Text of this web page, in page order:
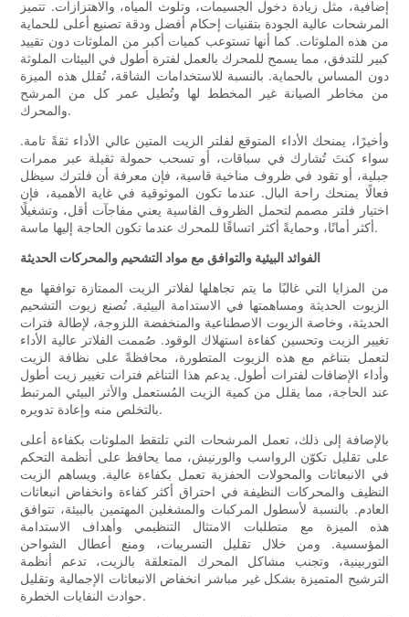
إضافية، مثل زيادة دخول الجسيمات، وتلوث المياه، والاهتزازات. تتميز
المرشحات عالية الجودة بتقنيات إحكام أفضل ودقة تصنيع أعلى للحماية
من هذه الملوثات. كما أنها تستوعب كميات أكبر من الملوثات دون تقييد
كبير للتدفق، مما يسمح للمحرك بالعمل لفترة أطول في البيئات الملوثة
دون المساس بالحماية. بالنسبة للاستخدامات الشاقة، تُقلل هذه الميزة
من مخاطر الصيانة غير المخطط لها وتُطيل عمر كل من المرشح
والمحرك.
وأخيرًا، يمنحك الأداء المتوقع لفلتر الزيت المتين عالي الأداء ثقةً تامة.
سواء كنتَ تُشارك في سباقات، أو تسحب حمولة ثقيلة عبر ممرات
جبلية، أو تقود في ظروف مناخية قاسية، فإن معرفة أن فلترك سيظل
فعالًا يمنحك راحة البال. عندما تكون الموثوقية في غاية الأهمية، فإن
اختيار فلتر مصمم لتحمل الظروف القاسية يعني مفاجآت أقل، وتشغيلًا
أكثر أمانًا، وحمايةً أكثر اتساقًا للمحرك عندما تكون الحاجة إليها ماسة.
الفوائد البيئية والتوافق مع مواد التشحيم والمحركات الحديثة
من المزايا التي غالبًا ما يتم تجاهلها لفلاتر الزيت الممتازة توافقها مع
الزيوت الحديثة ومساهمتها في الاستدامة البيئية. تُصنع زيوت التشحيم
الحديثة، وخاصة الزيوت الاصطناعية والمنخفضة اللزوجة، لإطالة فترات
تغيير الزيت وتحسين كفاءة استهلاك الوقود. صُممت الفلاتر عالية الأداء
لتعمل بتناغم مع هذه الزيوت المتطورة، محافظةً على نظافة الزيت
وأداء الإضافات لفترات أطول. يدعم هذا التناغم فترات تغيير زيت أطول
عند الحاجة، مما يقلل من كمية الزيت المُستعمل والأثر البيئي المرتبط
بالتخلص منه وإعادة تدويره.
بالإضافة إلى ذلك، تعمل المرشحات التي تلتقط الملوثات بكفاءة أعلى
على تقليل تكوّن الرواسب والورنيش، مما يحافظ على أنظمة التحكم
في الانبعاثات والمحولات الحفزية تعمل بكفاءة عالية. ويساهم الزيت
النظيف والمحركات النظيفة في احتراق أكثر كفاءة وانخفاض انبعاثات
العادم. بالنسبة لأسطول المركبات والمشغلين المهتمين بالبيئة، تتوافق
هذه الميزة مع متطلبات الامتثال التنظيمي وأهداف الاستدامة
المؤسسية. ومن خلال تقليل التسريبات، ومنع أعطال الشواحن
التوربينية، وتجنب مشاكل المحرك المتعلقة بالزيت، تدعم أنظمة
الترشيح المتميزة بشكل غير مباشر انخفاض الانبعاثات الإجمالية وتقليل
حوادث النفايات الخطرة.